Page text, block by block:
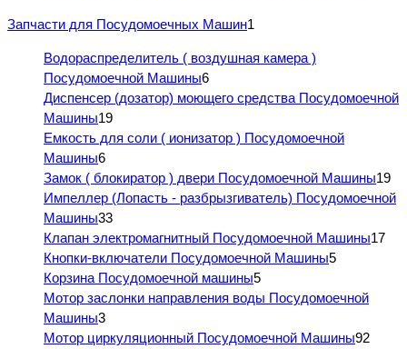
Запчасти для Посудомоечных Машин1
Водораспределитель ( воздушная камера )
Посудомоечной Машины6
Диспенсер (дозатор) моющего средства Посудомоечной
Машины19
Емкость для соли ( ионизатор ) Посудомоечной
Машины6
Замок ( блокиратор ) двери Посудомоечной Машины19
Импеллер (Лопасть - разбрызгиватель) Посудомоечной
Машины33
Клапан электромагнитный Посудомоечной Машины17
Кнопки-включатели Посудомоечной Машины5
Корзина Посудомоечной машины5
Мотор заслонки направления воды Посудомоечной
Машины3
Мотор циркуляционный Посудомоечной Машины92